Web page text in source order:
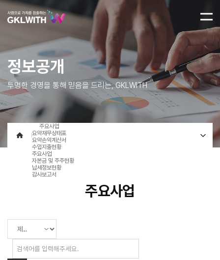
정보공개
투명한 경영을 통해 믿음을 드리는, GKLWITH
주요사업
요약재무상태표
요약손익계산서
수입지출현황
주요사업
자본금 및 주주현황
납세정보현황
감사보고서
주요사업